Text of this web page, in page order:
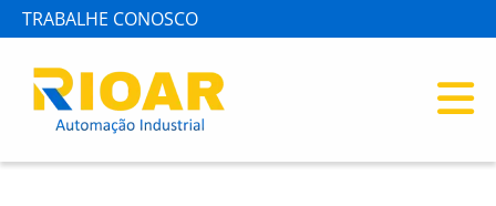
TRABALHE CONOSCO